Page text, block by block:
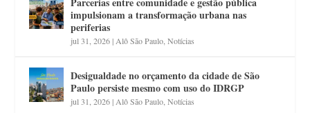
impulsionam a transformação urbana nas
periferias
jul 31, 2026| Alô São Paulo ,Notícias
Desigualdade no orçamento da cidade de São
Paulo persiste mesmo com uso do IDRGP
jul 31, 2026| Alô São Paulo ,Notícias